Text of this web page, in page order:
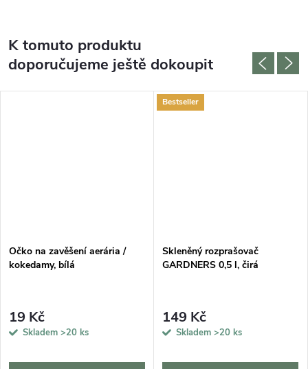
K tomuto produktu
doporučujeme ještě dokoupit
Očko na zavěšení aerária /
kokedamy, bílá
19 Kč
Skladem >20 ks
Bestseller
Skleněný rozprašovač
GARDNERS 0,5 l, čirá
149 Kč
Skladem >20 ks